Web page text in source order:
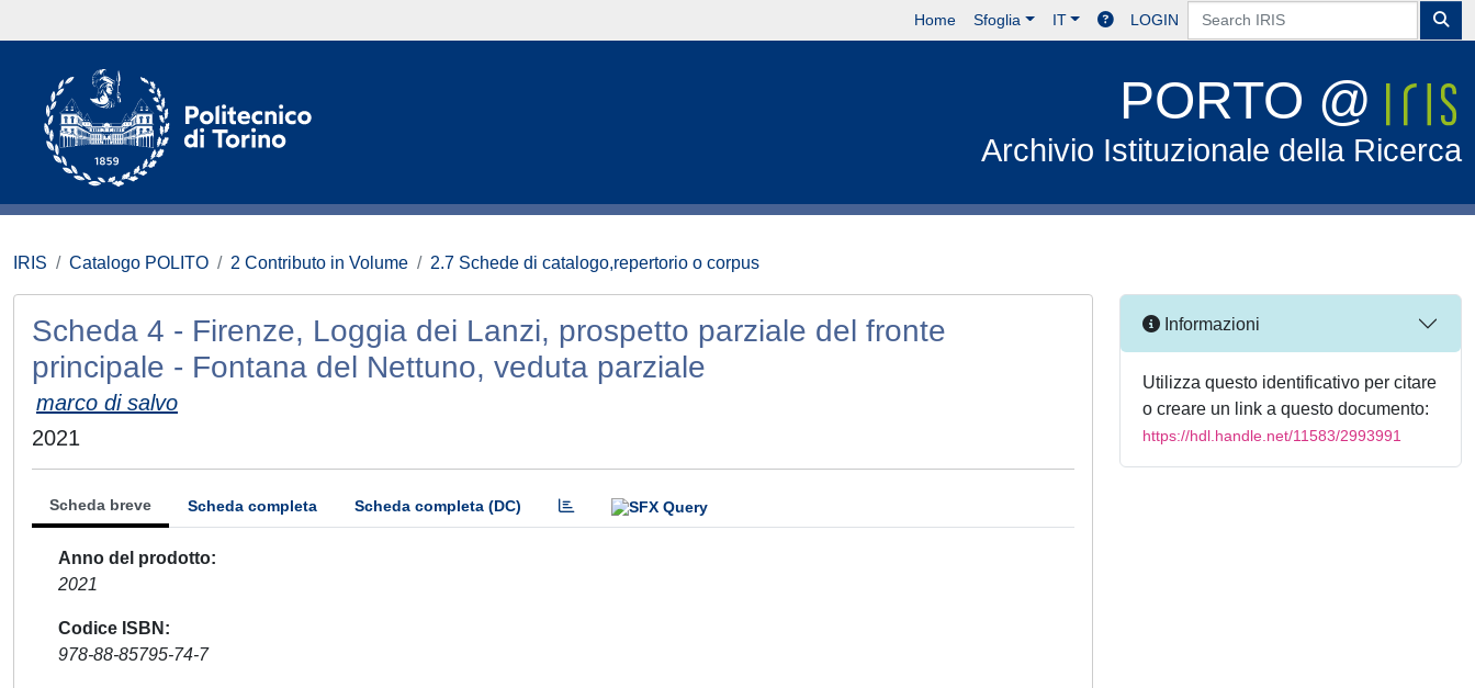
Home Sfoglia IT LOGIN
PORTO @
Archivio Istituzionale della Ricerca
IRIS Catalogo POLITO 2 Contributo in Volume 2.7 Schede di catalogo,repertorio o corpus
Scheda 4 - Firenze, Loggia dei Lanzi, prospetto parziale del fronte
principale - Fontana del Nettuno, veduta parziale
marco di salvo
2021
Scheda breve Scheda completa Scheda completa (DC)
Anno del prodotto
2021
Codice ISBN
978-88-85795-74-7
Informazioni
Utilizza questo identificativo per citare
o creare un link a questo documento:
https://hdl.handle.net/11583/2993991